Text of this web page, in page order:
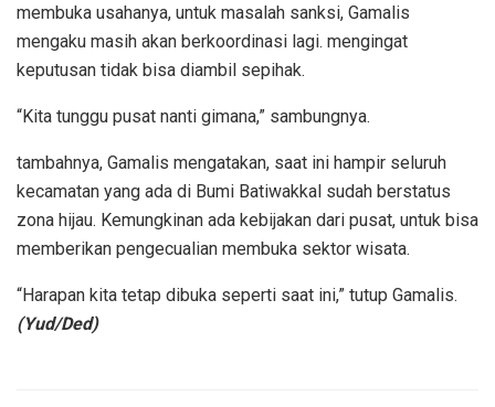
membuka usahanya, untuk masalah sanksi, Gamalis
mengaku masih akan berkoordinasi lagi. mengingat
keputusan tidak bisa diambil sepihak.
“Kita tunggu pusat nanti gimana,” sambungnya.
tambahnya, Gamalis mengatakan, saat ini hampir seluruh
kecamatan yang ada di Bumi Batiwakkal sudah berstatus
zona hijau. Kemungkinan ada kebijakan dari pusat, untuk bisa
memberikan pengecualian membuka sektor wisata.
“Harapan kita tetap dibuka seperti saat ini,” tutup Gamalis.
(Yud/Ded)